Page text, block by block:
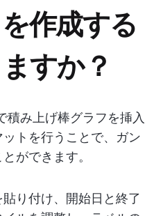
作成する
すか？
み上げ棒グラフを挿入
トを行うことで、ガン
ができます。
り付け、開始日と終了